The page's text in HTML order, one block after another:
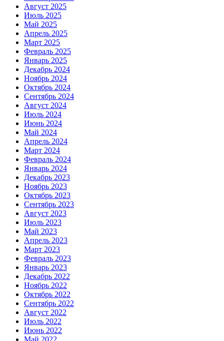
Август 2025
Июль 2025
Май 2025
Апрель 2025
Март 2025
Февраль 2025
Январь 2025
Декабрь 2024
Ноябрь 2024
Октябрь 2024
Сентябрь 2024
Август 2024
Июль 2024
Июнь 2024
Май 2024
Апрель 2024
Март 2024
Февраль 2024
Январь 2024
Декабрь 2023
Ноябрь 2023
Октябрь 2023
Сентябрь 2023
Август 2023
Июль 2023
Май 2023
Апрель 2023
Март 2023
Февраль 2023
Январь 2023
Декабрь 2022
Ноябрь 2022
Октябрь 2022
Сентябрь 2022
Август 2022
Июль 2022
Июнь 2022